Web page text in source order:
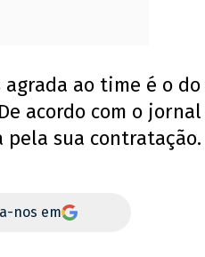
agrada ao time é o
acordo com o jornal
sua contratação.
nos em